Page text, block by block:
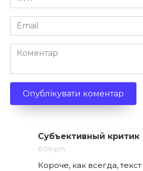
*
Email
*
Коментар
Субъективный критик
6:00 pm
Короче, как всегда,